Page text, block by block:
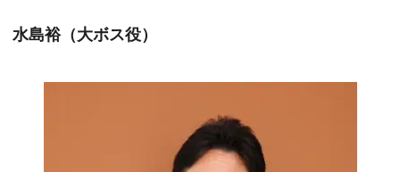
水島裕（大ボス役）